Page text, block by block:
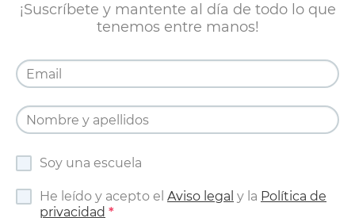
¡Suscríbete y mantente al día de todo lo que
tenemos entre manos!
Soy una escuela
He leído y acepto el Aviso legal y la Política de
privacidad